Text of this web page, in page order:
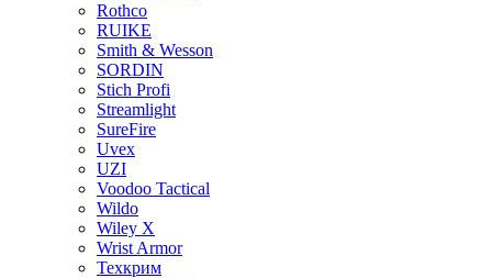
Rothco
RUIKE
Smith & Wesson
SORDIN
Stich Profi
Streamlight
SureFire
Uvex
UZI
Voodoo Tactical
Wildo
Wiley X
Wrist Armor
Техкрим